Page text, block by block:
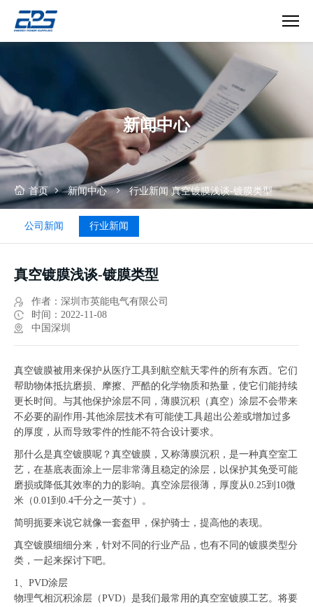
镀
浅
谈-
镀
膜
类
新闻中心
首页 新闻中心 行业新闻 真空镀膜浅谈-镀膜类型
公司新闻 行业新闻
真空镀膜浅谈-镀膜类型
作者：深圳市英能电气有限公司
时间：2022-11-08
中国深圳
真空镀膜被用来保护从医疗工具到航空航天零件的所有东西。它们
帮助物体抵抗磨损、摩擦、严酷的化学物质和热量，使它们能持续
更长时间。与其他保护涂层不同，薄膜沉积（真空）涂层不会带来
不必要的副作用-其他涂层技术有可能使工具超出公差或增加过多
的厚度，从而导致零件的性能不符合设计要求。
那什么是真空镀膜呢？真空镀膜，又称薄膜沉积，是一种真空室工
艺，在基底表面涂上一层非常薄且稳定的涂层，以保护其免受可能
磨损或降低其效率的力的影响。真空涂层很薄，厚度从0.25到10微
米（0.01到0.4千分之一英寸）。
简明扼要来说它就像一套盔甲，保护骑士，提高他的表现。
真空镀膜细细分来，针对不同的行业产品， 也有不同的镀膜类型分
类，一起来探讨下吧。
1、 PVD涂层
物理气相沉积涂层（PVD）是我们最常用的真空室镀膜工艺。将要